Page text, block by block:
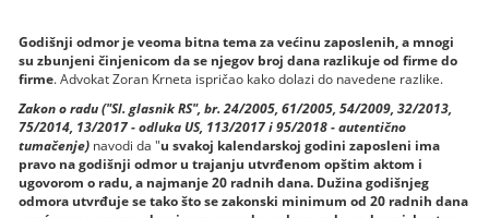
Godišnji odmor je veoma bitna tema za većinu zaposlenih, a mnogi
su zbunjeni činjenicom da se njegov broj dana razlikuje od firme do
firme. Advokat Zoran Krneta ispričao kako dolazi do navedene razlike.
Zakon o radu ("Sl. glasnik RS", br. 24/2005, 61/2005, 54/2009, 32/2013,
75/2014, 13/2017 - odluka US, 113/2017 i 95/2018 - autentično
tumačenje) navodi da "u svakoj kalendarskoj godini zaposleni ima
pravo na godišnji odmor u trajanju utvrđenom opštim aktom i
ugovorom o radu, a najmanje 20 radnih dana. Dužina godišnjeg
odmora utvrđuje se tako što se zakonski minimum od 20 radnih dana